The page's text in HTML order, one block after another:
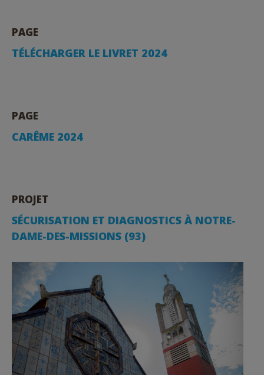
PAGE
TÉLÉCHARGER LE LIVRET 2024
PAGE
CARÊME 2024
PROJET
SÉCURISATION ET DIAGNOSTICS À NOTRE-
DAME-DES-MISSIONS (93)